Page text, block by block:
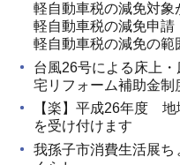
軽自動車税の減免対象
軽自動車税の減免申請
軽自動車税の減免の範
台風26号による床上
宅リフォーム補助金制
【楽】平成26年度 地
を受け付けます
我孫子市消費生活展ち